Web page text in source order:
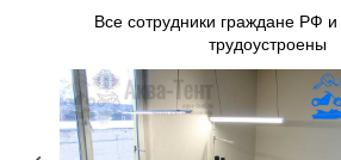
Все сотрудники граждане РФ
трудоустроены